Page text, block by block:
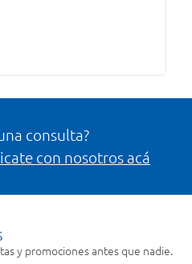
consulta?
con nosotros acá
y promociones antes que nadie.